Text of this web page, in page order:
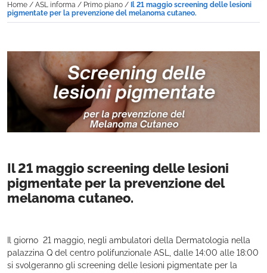
Home / ASL informa / Primo piano / Il 21 maggio screening delle lesioni
pigmentate per la prevenzione del melanoma cutaneo.
Il 21 maggio screening delle lesioni
pigmentate per la prevenzione del
melanoma cutaneo.
Il giorno 21 maggio, negli ambulatori della Dermatologia nella
palazzina Q del centro polifunzionale ASL, dalle 14:00 alle 18:00
si svolgeranno gli screening delle lesioni pigmentate per la